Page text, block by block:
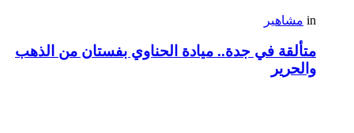
in مشاهير
متألقة في جدة.. ميادة الحناوي بفستان من الذهب
والحرير